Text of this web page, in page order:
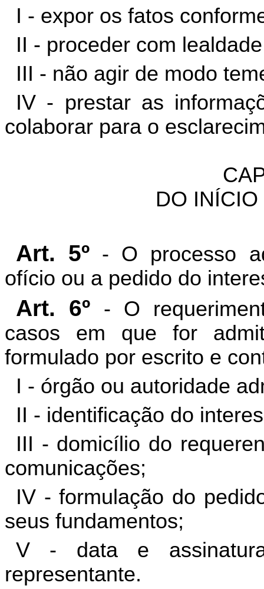
I - expor os fatos
II - proceder com
III - não agir de modo
IV - prestar as
colaborar para o
DO
Art. 5º - O processo
ofício ou a pedido do
Art. 6º - O
casos em que for
formulado por escrito e
I - órgão ou autoridade
II - identificação do
III - domicílio do
comunicações;
IV - formulação do
seus fundamentos;
V - data e
representante.